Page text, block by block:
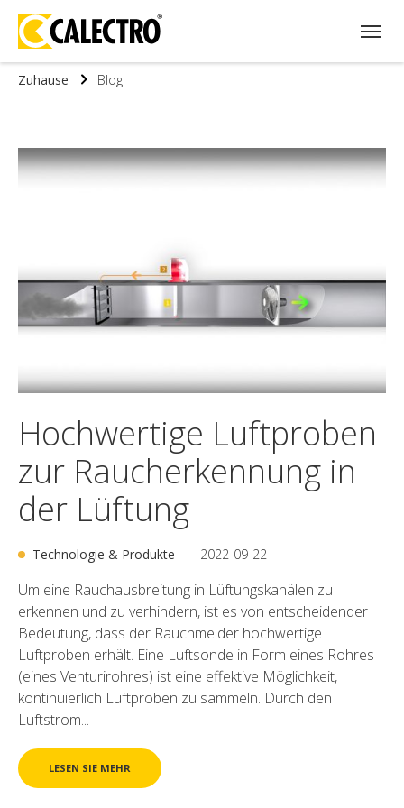
Zuhause Blog
Hochwertige Luftproben
zur Raucherkennung in
der Lüftung
Technologie & Produkte 2022-09-22
Um eine Rauchausbreitung in Lüftungskanälen zu
erkennen und zu verhindern, ist es von entscheidender
Bedeutung, dass der Rauchmelder hochwertige
Luftproben erhält. Eine Luftsonde in Form eines Rohres
(eines Venturirohres) ist eine effektive Möglichkeit,
kontinuierlich Luftproben zu sammeln. Durch den
Luftstrom...
LESEN SIE MEHR